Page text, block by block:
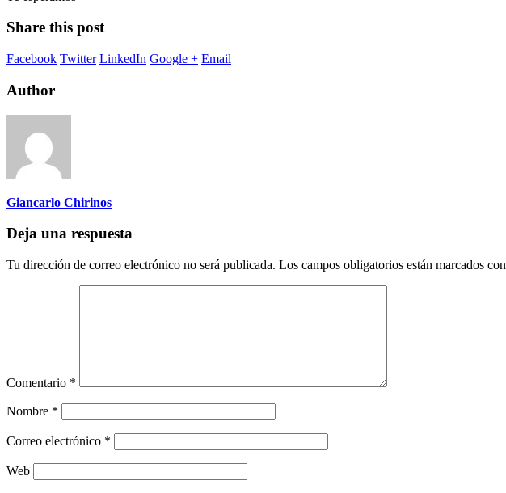
Share this post
Facebook Twitter LinkedIn Google + Email
Author
Giancarlo Chirinos
Deja una respuesta
Tu dirección de correo electrónico no será publicada. Los campos obligatorios están marcados con
Comentario *
Nombre *
Correo electrónico *
Web